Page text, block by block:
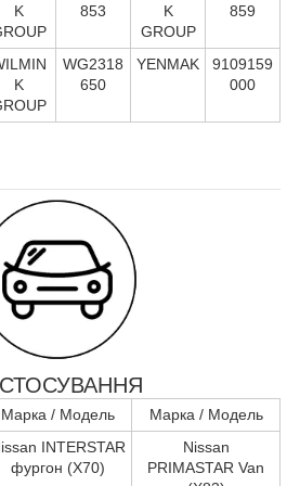
K
853
K
GROUP
859
K
WG2318
650
YENMAK
9109159
000
Марка / Модель
Марка / Модель
INTERSTAR
фургон (X70)
Nissan
PRIMASTAR Van